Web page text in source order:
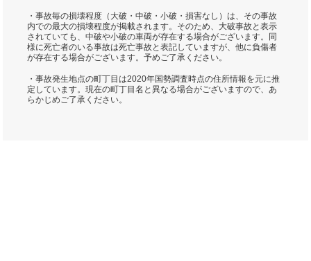
・事故毎の損壊程度（大破・中破・小破・損害なし）は、その事故
内での最大の損壊程度が掲載されます。そのため、大破事故と表示
されていても、中破や小破の車両が存在する場合がございます。同
様に死亡者のいる事故は死亡事故と表記していますが、他に負傷者
が存在する場合がございます。予めご了承ください。
・事故発生地点の町丁目は2020年国勢調査時点の住所情報を元に推
定しています。現在の町丁目名と異なる場合がございますので、あ
らかじめご了承ください。